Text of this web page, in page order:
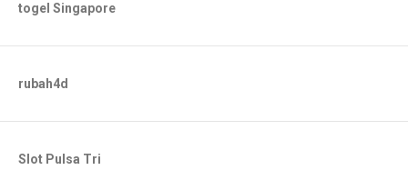
togel Singapore
rubah4d
Slot Pulsa Tri